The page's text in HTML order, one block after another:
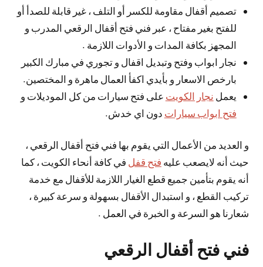
تصميم أقفال مقاومة للكسر أو التلف ، غير قابلة للصدأ أو
للفتح بغير مفتاح ، عبر فني فتح أقفال الرقعي المدرب و
المجهز بكافة المدات و الأدوات اللازمة .
نجار ابواب وفتح وتبديل اقفال و تجوري في مبارك الكبير
بارخص الاسعار و بأيدي اكفأ العمال ماهرة و المختصين.
يعمل نجار الكويت على فتح سيارات من كل الموديلات و
فتح ابواب سيارات دون اي خدش.
و العديد من الأعمال التي يقوم بها فني فتح أقفال الرقعي ،
حيث أنه لايصعب عليه فتح قفل في كافة أنحاء الكويت ، كما
أنه يقوم بتأمين جميع قطع الغيار اللازمة للأقفال مع خدمة
تركيب القطع ، و استبدال الأقفال بسهولة و سرعة كبيرة ،
شعارنا هو السرعة و الخبرة في العمل .
فني فتح أقفال الرقعي